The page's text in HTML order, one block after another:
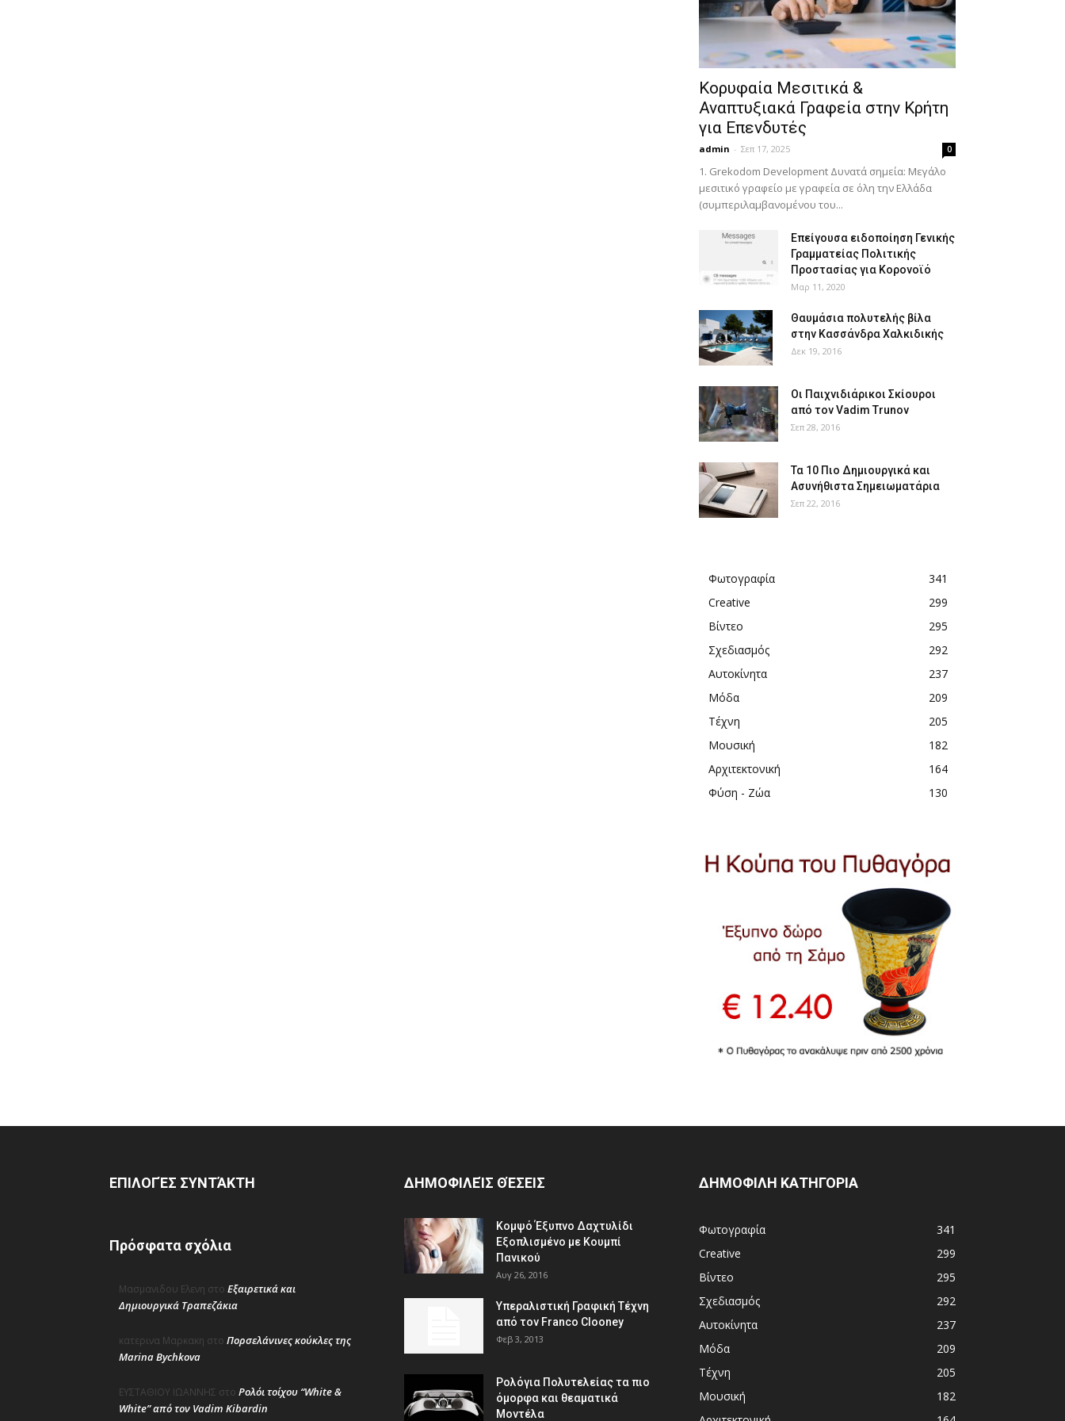
Κορυφαία Μεσιτικά &
Αναπτυξιακά Γραφεία στην Κρήτη
για Επενδυτές
admin - Σεπ 17, 2025 0
1. Grekodom Development Δυνατά σημεία: Μεγάλο
μεσιτικό γραφείο με γραφεία σε όλη την Ελλάδα
(συμπεριλαμβανομένου του...
Επείγουσα ειδοποίηση Γενικής
Γραμματείας Πολιτικής
Προστασίας για Κορονοϊό
Μαρ 11, 2020
Θαυμάσια πολυτελής βίλα
στην Κασσάνδρα Χαλκιδικής
Δεκ 19, 2016
Οι Παιχνιδιάρικοι Σκίουροι
από τον Vadim Trunov
Σεπ 28, 2016
Τα 10 Πιο Δημιουργικά και
Ασυνήθιστα Σημειωματάρια
Σεπ 22, 2016
Φωτογραφία
341
Creative
299
Βίντεο
295
Σχεδιασμός
292
Αυτοκίνητα
237
Μόδα
209
Τέχνη
205
Μουσική
182
Αρχιτεκτονική
164
Φύση - Ζώα
130
ΕΠΙΛΟΓΈΣ ΣΥΝΤΆΚΤΗ
Πρόσφατα σχόλια
Μασμανιδου Ελενη στο Εξαιρετικά και
Δημιουργικά Τραπεζάκια
κατερινα Μαρκακη στο Πορσελάνινες κούκλες της
Marina Bychkova
ΕΥΣΤΑΘΙΟΥ ΙΩΑΝΝΗΣ στο Ρολόι τοίχου “White &
White” από τον Vadim Kibardin
ΔΗΜΟΦΙΛΕΊΣ ΘΈΣΕΙΣ
Κομψό Έξυπνο Δαχτυλίδι
Εξοπλισμένο με Κουμπί
Πανικού
Αυγ 26, 2016
Υπεραλιστική Γραφική Τέχνη
από τον Franco Clooney
Φεβ 3, 2013
Ρολόγια Πολυτελείας τα πιο
όμορφα και θεαματικά
Μοντέλα
ΔΗΜΟΦΙΛΗ ΚΑΤΗΓΟΡΙΑ
Φωτογραφία
341
Creative
299
Βίντεο
295
Σχεδιασμός
292
Αυτοκίνητα
237
Μόδα
209
Τέχνη
205
Μουσική
182